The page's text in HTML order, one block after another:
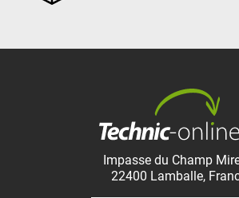
Impasse du Champ
22400 Lamballe,